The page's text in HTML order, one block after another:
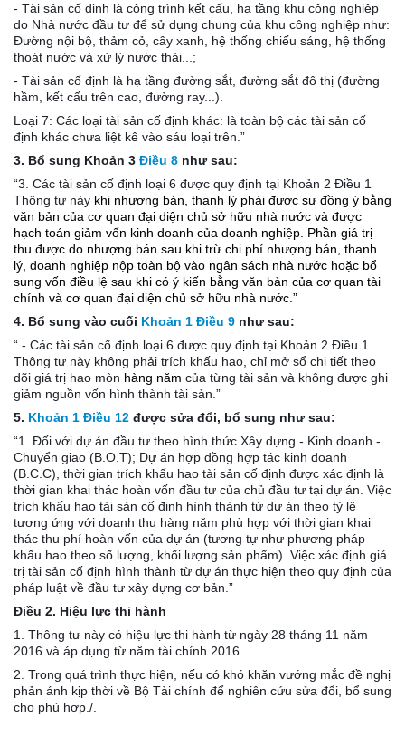
- Tài sản cố định là công trình kết cấu, hạ tầng khu công nghiệp
do Nhà nước đầu tư để sử dụng chung của khu công nghiệp như:
Đường nội bộ, thảm cỏ, cây xanh, hệ thống chiếu sáng, hệ thống
thoát nước và xử lý nước thải...;
- Tài sản cố định là hạ tầng đường sắt, đường sắt đô thị (đường
hầm, kết cấu trên cao, đường ray...).
Loại 7: Các loại tài sản cố định khác: là toàn bộ các tài sản cố
định khác chưa liệt kê vào sáu loại trên.”
3. Bổ sung Khoản 3 Điều 8 như sau:
“3. Các tài sản cố định loại 6 được quy định tại Khoản 2 Điều 1
Thông tư này khi nhượng bán, thanh lý phải được sự đồng ý bằng
văn bản của cơ quan đại diện chủ sở hữu nhà nước và được
hạch toán giảm vốn kinh doanh của doanh nghiệp. Phần giá trị
thu được do nhượng bán sau khi trừ chi phí nhượng bán, thanh
lý, doanh nghiệp nộp toàn bộ vào ngân sách nhà nước hoặc bổ
sung vốn điều lệ sau khi có ý kiến bằng văn bản của cơ quan tài
chính và cơ quan đại diện chủ sở hữu nhà nước.”
4. Bổ sung vào cuối Khoản 1 Điều 9 như sau:
“ - Các tài sản cố định loại 6 được quy định tại Khoản 2 Điều 1
Thông tư này không phải trích khấu hao, chỉ mở sổ chi tiết theo
dõi giá trị hao mòn hàng năm của từng tài sản và không được ghi
giảm nguồn vốn hình thành tài sản.”
5. Khoản 1 Điều 12 được sửa đổi, bổ sung như sau:
“1. Đối với dự án đầu tư theo hình thức Xây dựng - Kinh doanh -
Chuyển giao (B.O.T); Dự án hợp đồng hợp tác kinh doanh
(B.C.C), thời gian trích khấu hao tài sản cố định được xác định là
thời gian khai thác hoàn vốn đầu tư của chủ đầu tư tại dự án. Việc
trích khấu hao tài sản cố định hình thành từ dự án theo tỷ lệ
tương ứng với doanh thu hàng năm phù hợp với thời gian khai
thác thu phí hoàn vốn của dự án (tương tự như phương pháp
khấu hao theo số lượng, khối lượng sản phẩm). Việc xác định giá
trị tài sản cố định hình thành từ dự án thực hiện theo quy định của
pháp luật về đầu tư xây dựng cơ bản.”
Điều 2. Hiệu lực thi hành
1. Thông tư này có hiệu lực thi hành từ ngày 28 tháng 11 năm
2016 và áp dụng từ năm tài chính 2016.
2. Trong quá trình thực hiện, nếu có khó khăn vướng mắc đề nghị
phản ánh kịp thời về Bộ Tài chính để nghiên cứu sửa đổi, bổ sung
cho phù hợp./.